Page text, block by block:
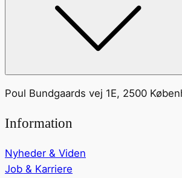
Poul Bundgaards vej 1E, 2500
Information
Nyheder & Viden
Job & Karriere